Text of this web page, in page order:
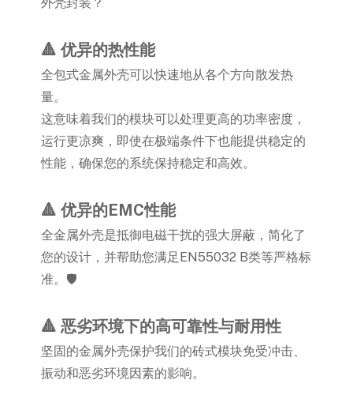
🔺 优异的热性能
全包式金属外壳可以快速地从各个方向散发热
量。
这意味着我们的模块可以处理更高的功率密度，
运行更凉爽，即使在极端条件下也能提供稳定的
性能，确保您的系统保持稳定和高效。
🔺 优异的EMC性能
全金属外壳是抵御电磁干扰的强大屏蔽，简化了
您的设计，并帮助您满足EN55032 B类等严格标
准。🛡️
🔺 恶劣环境下的高可靠性与耐用性
坚固的金属外壳保护我们的砖式模块免受冲击、
振动和恶劣环境因素的影响。